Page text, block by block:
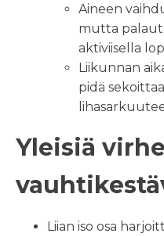
Aineen
mutta
aktiviisella
Liikunnan
pidä
Yleisiä
Liian iso osa